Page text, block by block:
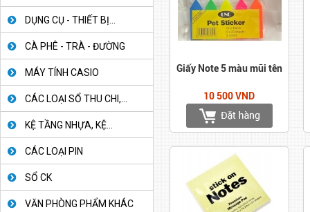
DỤNG CỤ - THIẾT BỊ...
CÀ PHÊ - TRÀ - ĐƯỜNG
MÁY TÍNH CASIO
CÁC LOẠI SỔ THU CHI,...
KỆ TẦNG NHỰA, KỆ...
CÁC LOẠI PIN
SỔ CK
VĂN PHÒNG PHẨM KHÁC
Giấy Note 5 màu mũi tên
10 500 VND